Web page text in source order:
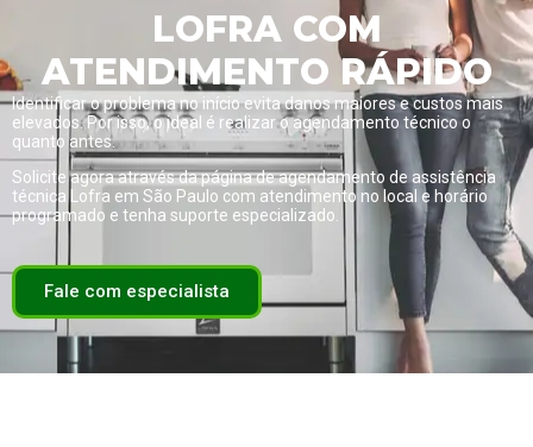
LOFRA COM
ATENDIMENTO RÁPIDO
Identificar o problema no início evita danos maiores e custos mais
elevados. Por isso, o ideal é realizar o agendamento técnico o
quanto antes.
Solicite agora através da página deagendamento de assistência
técnica Lofra em São Paulo com atendimento no local e horário
programado e tenha suporte especializado.
Fale com especialista